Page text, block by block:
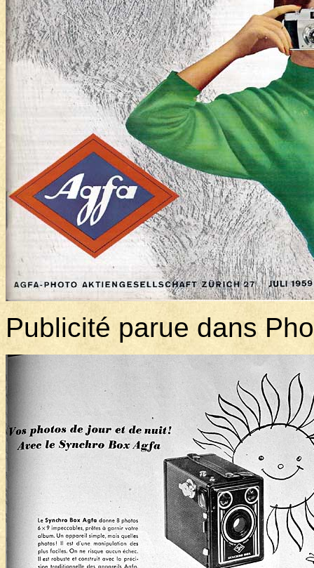
Publicité parue dans